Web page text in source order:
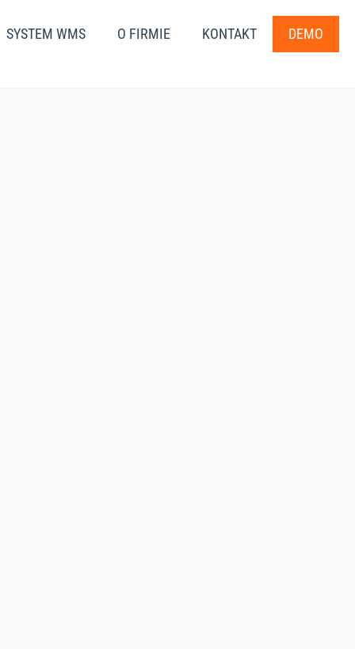
SYSTEM WMS O FIRMIE KONTAKT DEMO